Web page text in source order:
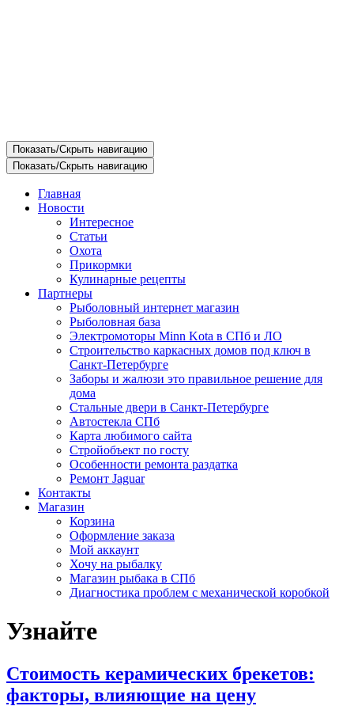
Показать/Скрыть навигацию
Показать/Скрыть навигацию
Главная
Новости
Интересное
Статьи
Охота
Прикормки
Кулинарные рецепты
Партнеры
Рыболовный интернет магазин
Рыболовная база
Электромоторы Minn Kota в СПб и ЛО
Строительство каркасных домов под ключ в
Санкт-Петербурге
Заборы и жалюзи это правильное решение для
дома
Стальные двери в Санкт-Петербурге
Автостекла СПб
Карта любимого сайта
Стройобъект по госту
Особенности ремонта раздатка
Ремонт Jaguar
Контакты
Магазин
Корзина
Оформление заказа
Мой аккаунт
Хочу на рыбалку
Магазин рыбака в СПб
Диагностика проблем с механической коробкой
Узнайте
Стоимость керамических брекетов:
факторы, влияющие на цену